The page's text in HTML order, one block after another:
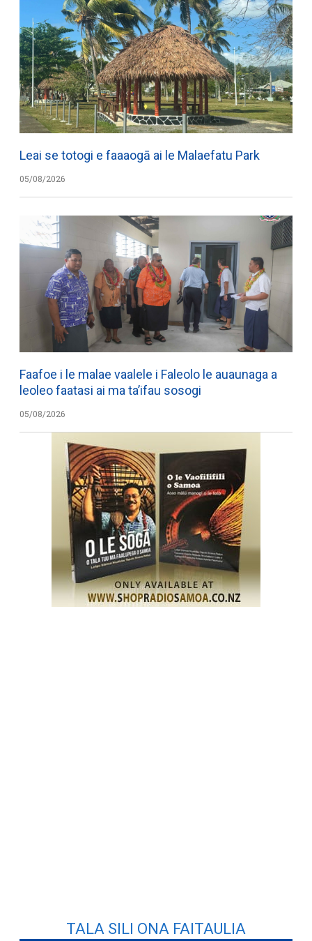
Leai se totogi e faaaogā ai le Malaefatu Park
05/08/2026
Faafoe i le malae vaalele i Faleolo le auaunaga a
leoleo faatasi ai ma ta’ifau sosogi
05/08/2026
TALA SILI ONA FAITAULIA